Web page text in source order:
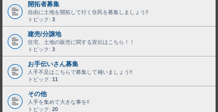
開拓者募集
自由に土地を開拓して行く住民を募集しましょう!!
トピック: 3
建売/分譲地
住宅、土地の販売に関する宣伝はこちら！！
トピック: 3
お手伝いさん募集
人手不足はこちらで募集して補いましょう!!
トピック: 11
その他
人手を集めて大きな事を!!
トピック: 20